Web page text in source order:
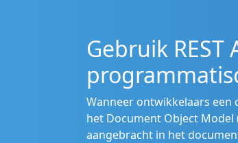
Gebruik
Wanneer ontwikkelaars
het Document Object
aangebracht in het